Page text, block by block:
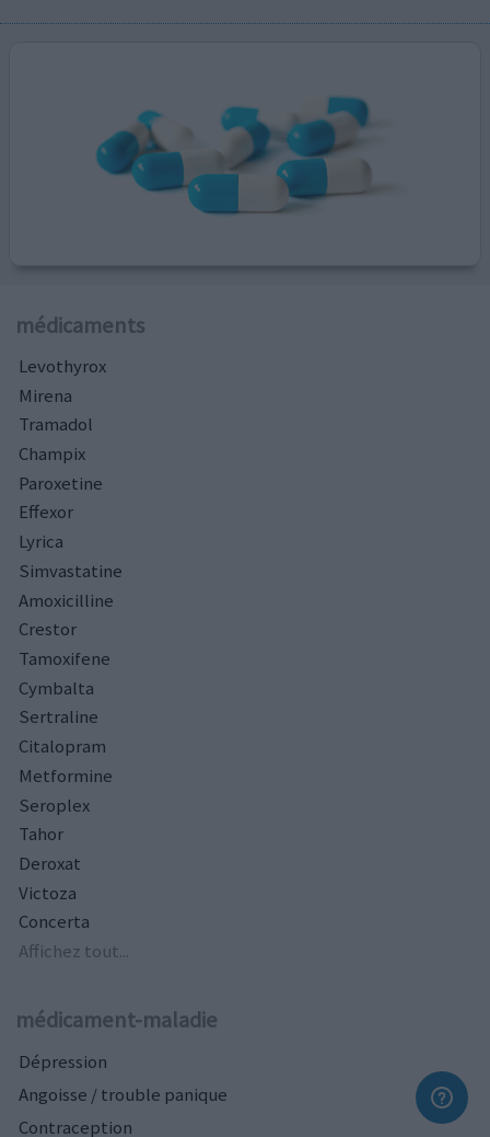
médicaments
Levothyrox
Mirena
Tramadol
Champix
Paroxetine
Effexor
Lyrica
Simvastatine
Amoxicilline
Crestor
Tamoxifene
Cymbalta
Sertraline
Citalopram
Metformine
Seroplex
Tahor
Deroxat
Victoza
Concerta
Affichez tout...
médicament-maladie
Dépression
Angoisse / trouble panique
Contraception